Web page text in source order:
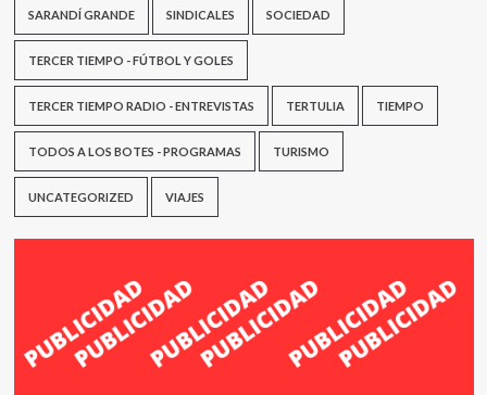
SARANDÍ GRANDE SINDICALES SOCIEDAD
TERCER TIEMPO - FÚTBOL Y GOLES
TERCER TIEMPO RADIO - ENTREVISTAS TERTULIA TIEMPO
TODOS A LOS BOTES - PROGRAMAS TURISMO
UNCATEGORIZED VIAJES